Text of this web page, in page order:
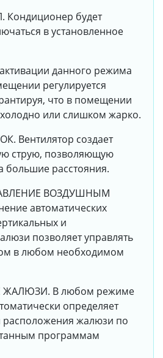
будет
в установленное
данного режима
регулируется
что в помещении
или слишком жарко.
Вентилятор создает
струю, позволяющую
большие расстояния.
ВОЗДУШНЫМ
автоматических
и
позволяет управлять
в любом необходимом
ЖАЛЮЗИ. В любом режиме
определяет
расположения жалюзи по
программам